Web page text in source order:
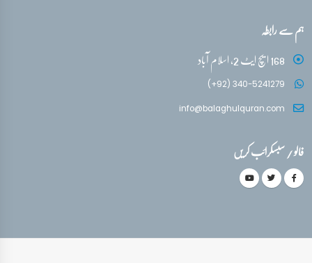
ہم سے رابطہ
168 ایچ ایٹ 2، اسلام آباد
(+92) 340-5241279
info@balaghulquran.com
فالو / سبسکرائب کریں